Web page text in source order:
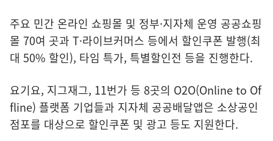
주요 민간 온라인 쇼핑몰 및 정부·지자체 운영 공공쇼핑
몰 70여 곳과 T·라이브커머스 등에서 할인쿠폰 발행(최
대 50% 할인), 타임 특가, 특별할인전 등을 진행한다.
요기요, 지그재그, 11번가 등 8곳의 O2O(Online to Of
fline) 플랫폼 기업들과 지자체 공공배달앱은 소상공인
점포를 대상으로 할인쿠폰 및 광고 등도 지원한다.